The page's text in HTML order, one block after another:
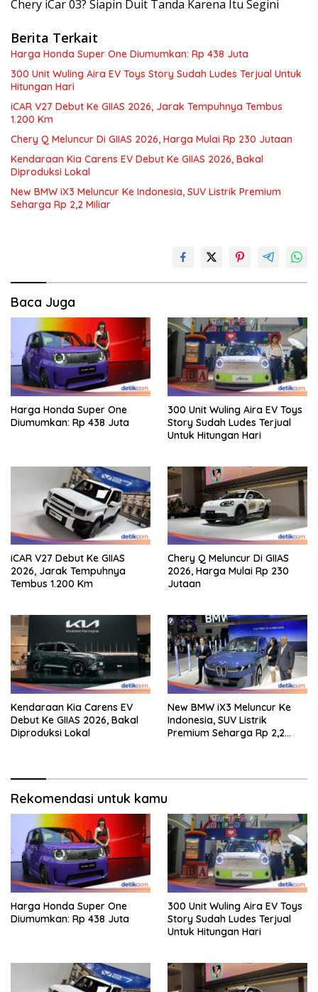
Chery iCar 03? Siapin Duit Tanda Karena Itu Segini
Berita Terkait
Harga Honda Super One Diumumkan: Rp 438 Juta
300 Unit Wuling Aira EV Toys Story Sudah Ludes Terjual Untuk
Hitungan Hari
iCAR V27 Debut Ke GIIAS 2026, Jarak Tempuhnya Tembus
1.200 Km
Chery Q Meluncur Di GIIAS 2026, Harga Mulai Rp 230 Jutaan
Kendaraan Kia Carens EV Debut Ke GIIAS 2026, Bakal
Diproduksi Lokal
New BMW iX3 Meluncur Ke Indonesia, SUV Listrik Premium
Seharga Rp 2,2 Miliar
Baca Juga
Harga Honda Super One
Diumumkan: Rp 438 Juta
300 Unit Wuling Aira EV Toys
Story Sudah Ludes Terjual
Untuk Hitungan Hari
iCAR V27 Debut Ke GIIAS
2026, Jarak Tempuhnya
Tembus 1.200 Km
Chery Q Meluncur Di GIIAS
2026, Harga Mulai Rp 230
Jutaan
Kendaraan Kia Carens EV
Debut Ke GIIAS 2026, Bakal
Diproduksi Lokal
New BMW iX3 Meluncur Ke
Indonesia, SUV Listrik
Premium Seharga Rp 2,2
Rekomendasi untuk kamu
Harga Honda Super One
Diumumkan: Rp 438 Juta
300 Unit Wuling Aira EV Toys
Story Sudah Ludes Terjual
Untuk Hitungan Hari